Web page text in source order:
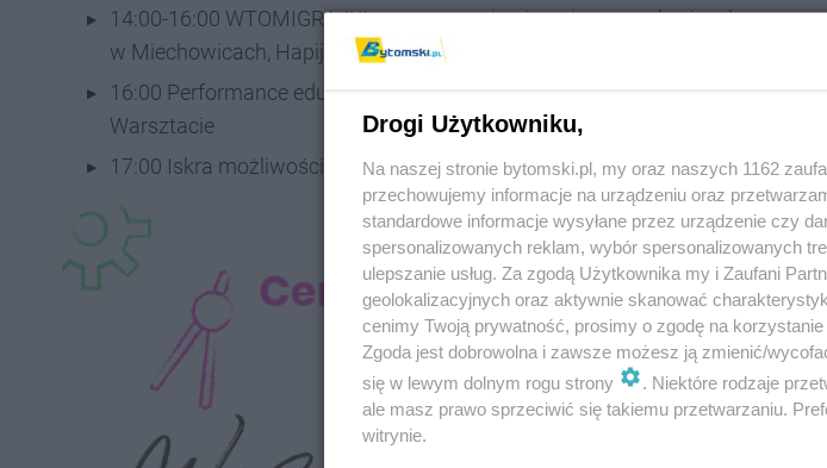
14:00-16:00 WTOMIGRAJKI – warsztaty i animacje manualne i cyrkowe
w Miechowicach, Hapijama Fun Art i Teatr Lufcik na Korbkę
16:00 Performance edu – haha – cyjny „Pan od nafty – rzecz o Ignacym
Warsztacie
17:00 Iskra możliwości – czym jest i jak powstaje światło, solo fireshow Azis
Drogi Użytkowniku,
Na naszej stronie bytomski.pl, my oraz naszych 1162
przechowujemy informacje na urządzeniu oraz
standardowe informacje wysyłane przez urządzenie czy
spersonalizowanych reklam, wybór spersonalizowanych
ulepszanie usług. Za zgodą Użytkownika my i Zaufani
geolokalizacyjnych oraz aktywnie skanować
cenimy Twoją prywatność, prosimy o zgodę na
Zgoda jest dobrowolna i zawsze możesz ją zmienić/
się w lewym dolnym rogu strony
. Niektóre rodzaje
ale masz prawo sprzeciwić się takiemu przetwarzaniu.
witrynie.